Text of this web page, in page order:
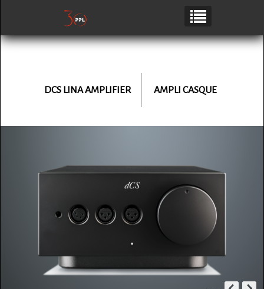
DCS LINAAMPLIFIER AMPLI CASQUE